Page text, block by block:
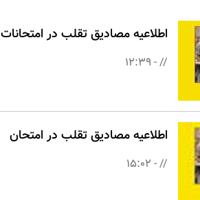
اطلاعیه مصادیق تقلب در امتحانات
// - 12:39
اطلاعیه مصادیق تقلب در امتحان
// - 15:02